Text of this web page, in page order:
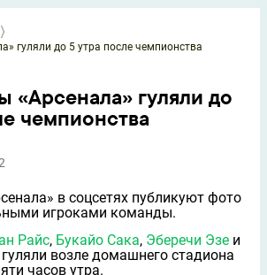
гуляли до 5 утра после чемпионства
«Арсенала» гуляли до
чемпионства
в соцсетях публикуют фото
игроками команды.
Райс, Букайо Сака, Эберечи Эзе и
гуляли возле домашнего стадиона
часов утра.